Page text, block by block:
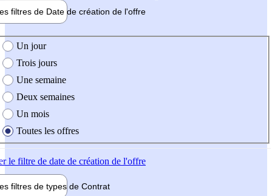
filtres de Date de création de l'offre
création de l'offre
Un jour
Trois jours
Une semaine
Deux semaines
Un mois
Toutes les offres
le filtre de date de création de l'offre
filtres de types de Contrat